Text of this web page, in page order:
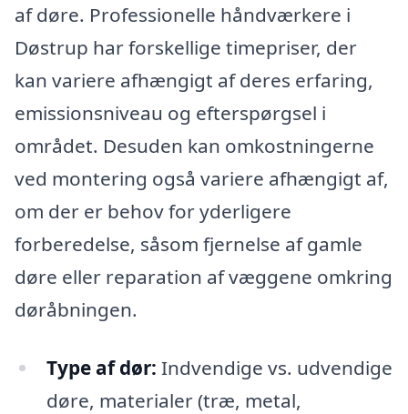
af døre. Professionelle håndværkere i
Døstrup har forskellige timepriser, der
kan variere afhængigt af deres erfaring,
emissionsniveau og efterspørgsel i
området. Desuden kan omkostningerne
ved montering også variere afhængigt af,
om der er behov for yderligere
forberedelse, såsom fjernelse af gamle
døre eller reparation af væggene omkring
døråbningen.
Type af dør: Indvendige vs. udvendige
døre, materialer (træ, metal,